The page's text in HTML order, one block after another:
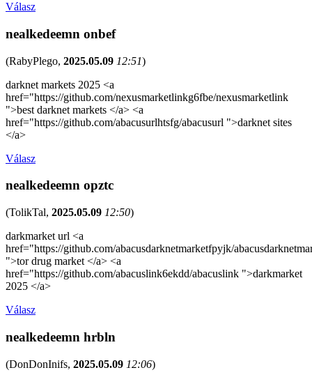
Válasz
nealkedeemn onbef
(RabyPlego, 2025.05.09 12:51)
darknet markets 2025 <a
href="https://github.com/nexusmarketlinkg6fbe/nexusmarketlink
">best darknet markets </a> <a
href="https://github.com/abacusurlhtsfg/abacusurl ">darknet sites
</a>
Válasz
nealkedeemn opztc
(TolikTal, 2025.05.09 12:50)
darkmarket url <a
href="https://github.com/abacusdarknetmarketfpyjk/
">tor drug market </a> <a
href="https://github.com/abacuslink6ekdd/abacuslink ">darkmarket
2025 </a>
Válasz
nealkedeemn hrbln
(DonDonInifs, 2025.05.09 12:06)